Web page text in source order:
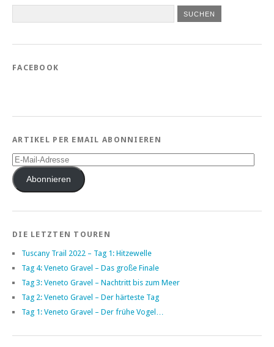
FACEBOOK
ARTIKEL PER EMAIL ABONNIEREN
E-
Mail-
AdresseAbonnieren
DIE LETZTEN TOUREN
Tuscany Trail 2022 – Tag 1: Hitzewelle
Tag 4: Veneto Gravel – Das große Finale
Tag 3: Veneto Gravel – Nachtritt bis zum Meer
Tag 2: Veneto Gravel – Der härteste Tag
Tag 1: Veneto Gravel – Der frühe Vogel…